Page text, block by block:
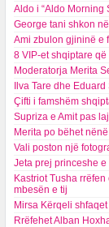
Aldo i “Aldo Morning
George tani shkon
Ami zbulon gjininë e
8 VIP-et shqiptare
Moderatorja Merita
Ilva Tare dhe
Çifti i famshëm
Supriza e Amit pas
Merita po bëhet
Vali poston një
Jeta prej princeshe
Kastriot Tusha
mbesën e tij
Mirsa Kërqeli
Rrëfehet Alban